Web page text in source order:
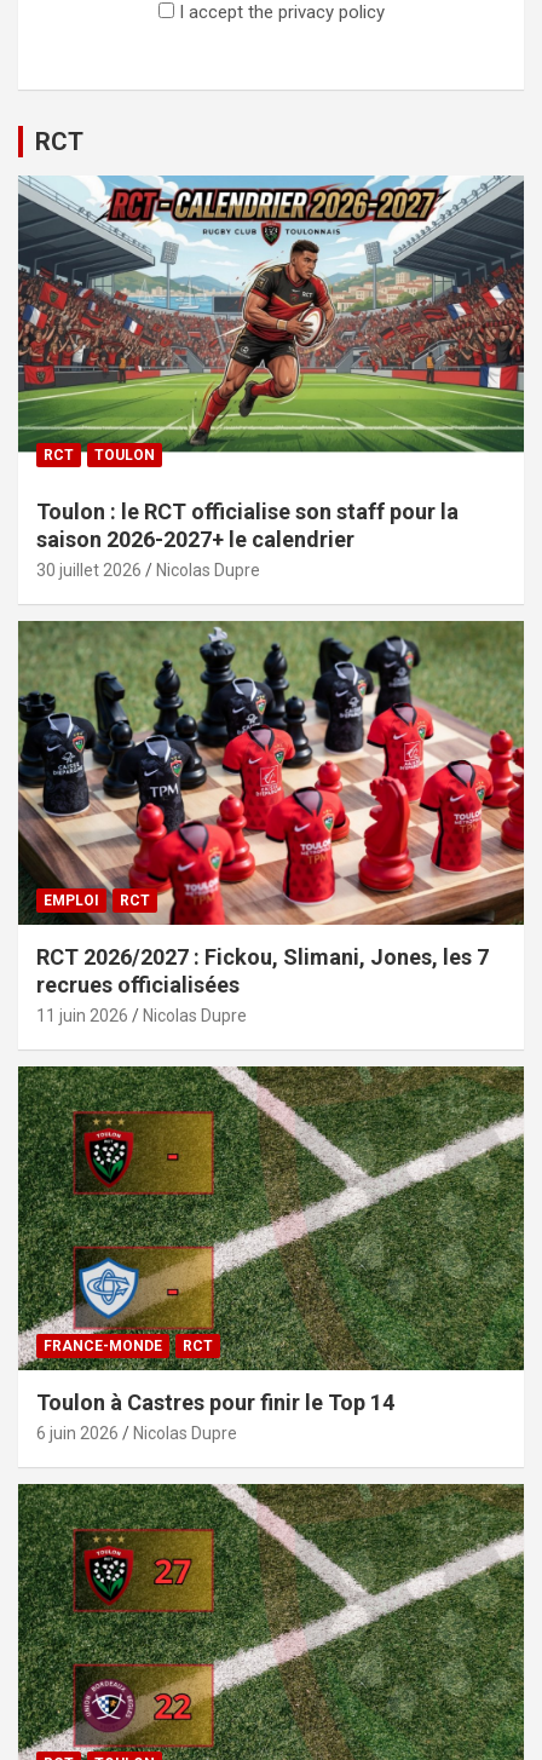
I accept the privacy policy
RCT
RCT TOULON
Toulon : le RCT officialise son staff pour la
saison 2026-2027+ le calendrier
30 juillet 2026 Nicolas Dupre
EMPLOI RCT
RCT 2026/2027 : Fickou, Slimani, Jones, les 7
recrues officialisées
11 juin 2026 Nicolas Dupre
FRANCE-MONDE RCT
Toulon à Castres pour finir le Top 14
6 juin 2026 Nicolas Dupre